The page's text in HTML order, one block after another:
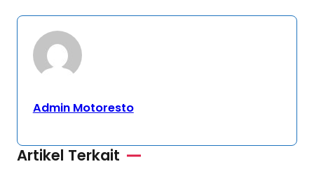
Admin Motoresto
Artikel Terkait